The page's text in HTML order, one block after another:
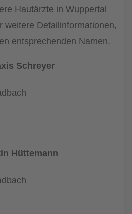
Hautärzte in Wuppertal
weitere Detailinformationen,
entsprechenden Namen.
Schreyer
Hüttemann